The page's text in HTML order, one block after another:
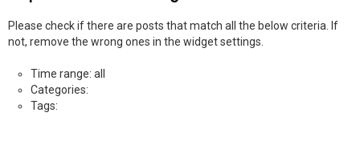
Please check if there are posts that match all the below criteria. If
not, remove the wrong ones in the widget settings.
Time range: all
Categories:
Tags: